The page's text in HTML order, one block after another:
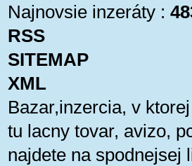
Najnovsie inzeráty :
RSS
SITEMAP
XML
Bazar,inzercia, v
tu lacny tovar, avizo,
najdete na spodnejsej